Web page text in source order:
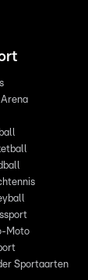
Arena
Moto
Sportaarten